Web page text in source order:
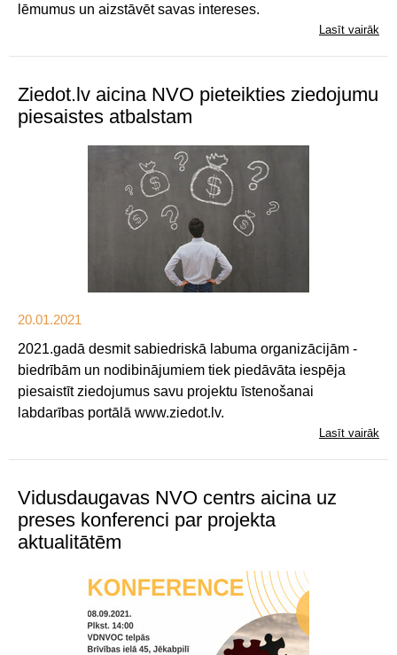
lēmumus un aizstāvēt savas intereses.
Lasīt vairāk
Ziedot.lv aicina NVO pieteikties ziedojumu
piesaistes atbalstam
20.01.2021
2021.gadā desmit sabiedriskā labuma organizācijām -
biedrībām un nodibinājumiem tiek piedāvāta iespēja
piesaistīt ziedojumus savu projektu īstenošanai
labdarības portālā www.ziedot.lv.
Lasīt vairāk
Vidusdaugavas NVO centrs aicina uz
preses konferenci par projekta
aktualitātēm